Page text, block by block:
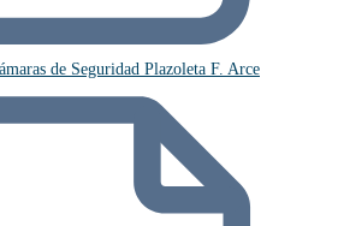
de Seguridad Plazoleta F. Arce